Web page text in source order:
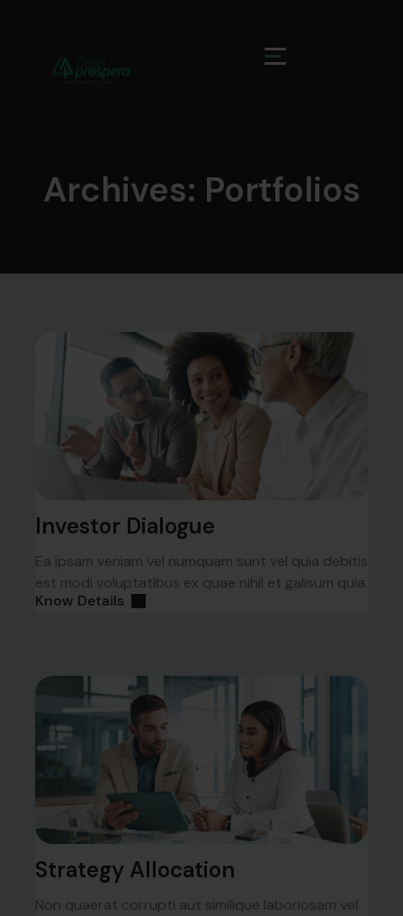
Archives: Portfolios
Investor Dialogue
Ea ipsam veniam vel numquam sunt vel quia debitis
est modi voluptatibus ex quae nihil et galisum quia.
Know Details
Strategy Allocation
Non quaerat corrupti aut similique laboriosam vel